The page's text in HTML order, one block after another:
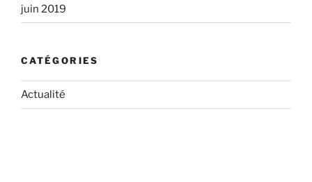
juin 2019
CATÉGORIES
Actualité